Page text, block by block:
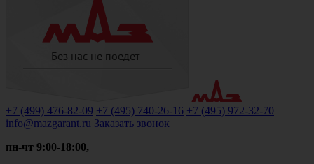
+7 (499) 476-82-09 +7 (495) 740-26-16 +7 (495) 972-32-70
info@mazgarant.ru Заказать звонок
пн-чт 9:00-18:00,